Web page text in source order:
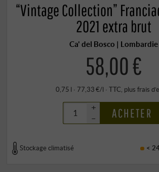
“Vintage Collection”
2021 extra brut
Ca' del Bosco | Lombardie
58,00 €
0,75 l · 77,33 €/l · TTC , plus frais
+
–
ACHETER
Stockage climatisé <